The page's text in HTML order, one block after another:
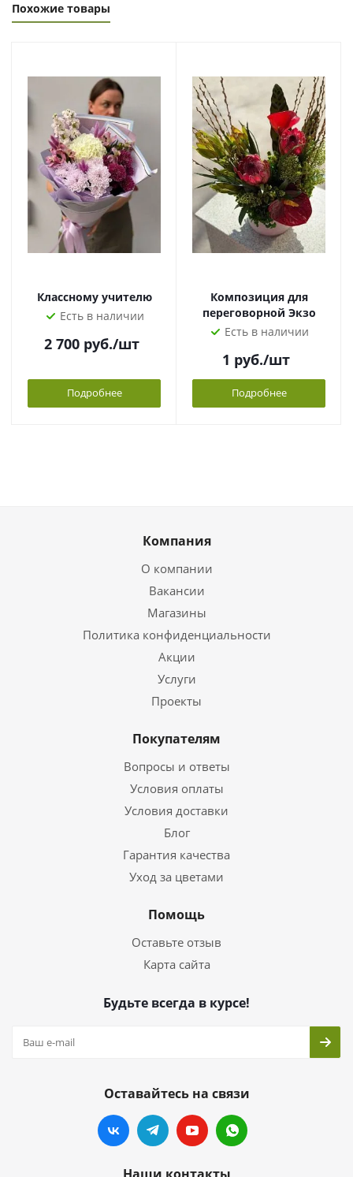
Похожие товары
Классному учителю
Есть в наличии
2 700руб./шт
Подробнее
Композиция для
переговорной Экзо
Есть в наличии
1 руб./шт
Подробнее
Компания
О компании
Вакансии
Магазины
Политика конфиденциальности
Акции
Услуги
Проекты
Покупателям
Вопросы и ответы
Условия оплаты
Условия доставки
Блог
Гарантия качества
Уход за цветами
Помощь
Оставьте отзыв
Карта сайта
Будьте всегда в курсе!
Оставайтесь на связи